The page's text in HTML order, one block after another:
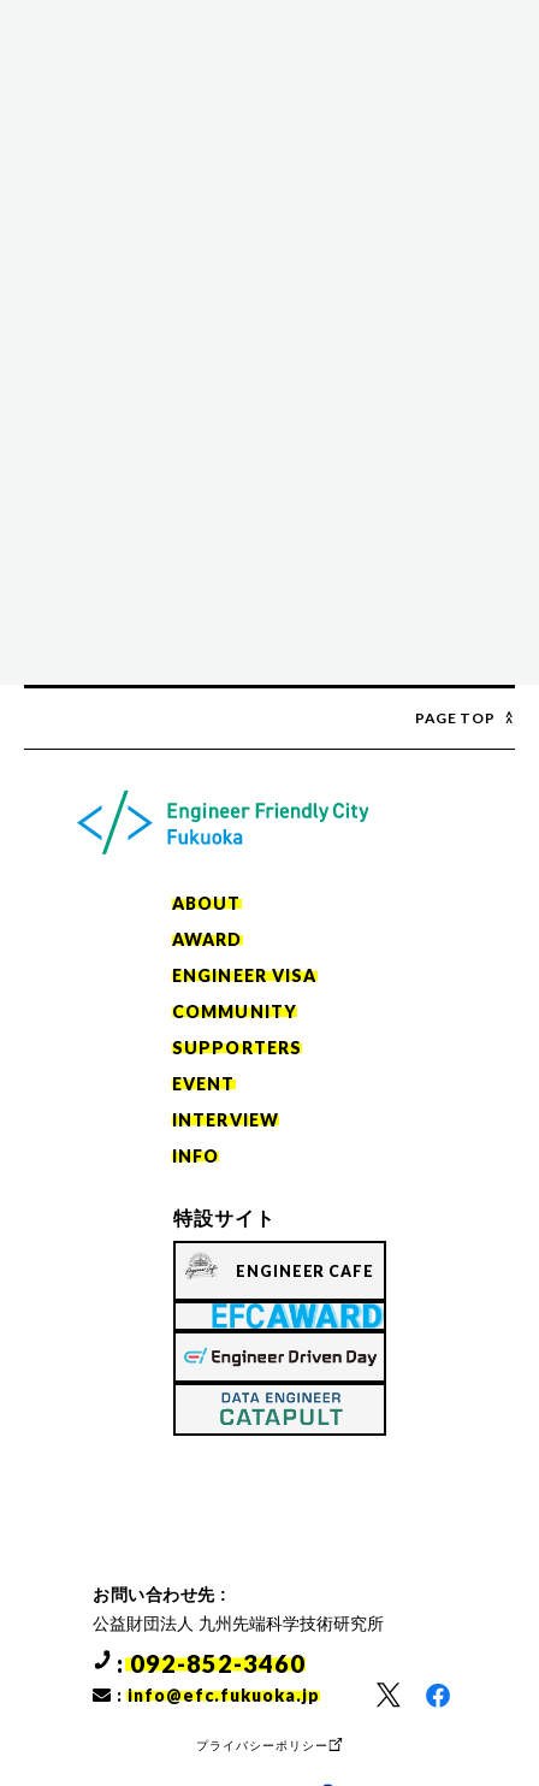
PAGE TOP
ABOUT
AWARD
ENGINEER VISA
COMMUNITY
SUPPORTERS
EVENT
INTERVIEW
INFO
お問い合わせ先 :
公益財団法人 九州先端科学技術研究所
: 092-852-3460
:info@efc.fukuoka.jp
プライバシーポリシー
特設サイト
ENGINEER CAFE